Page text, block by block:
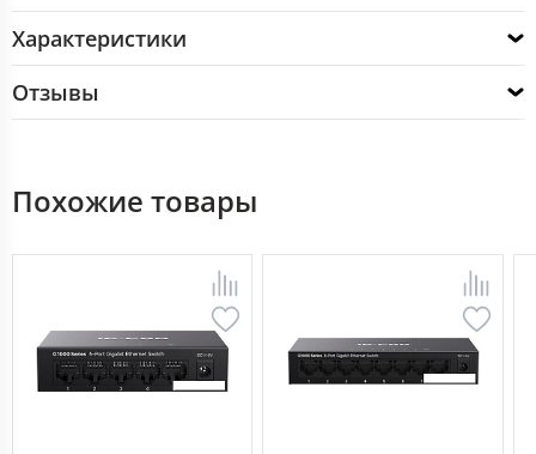
Характеристики
Отзывы
Похожие товары